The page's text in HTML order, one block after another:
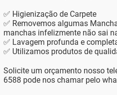
✅ Higienização de Carpete
✅ Removemos algumas
manchas infelizmente não sai
✅ Lavagem profunda e
✅ Utilizamos produtos de
Solicite um orçamento nosso
6588 pode nos chamar pelo